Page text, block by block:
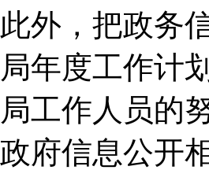
此外，把政务
局年度工作计
局工作人员的
政府信息公开